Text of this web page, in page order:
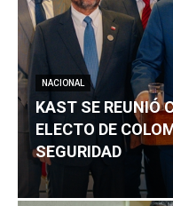
NACIONAL
KAST SE REUNIÓ
ELECTO DE
SEGURIDAD